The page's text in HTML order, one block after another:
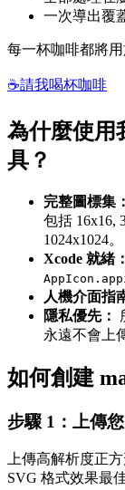
一次導出覆
每一杯咖啡都將
☕請我喝杯咖啡
為什麼使用
具？
完整圖標集：
包括 16x16,
1024x1024。
Xcode 就緒：
人機介面指
隱私優先：
永遠不會上
如何創建
步驟 1：上傳
上傳高解析度正
SVG 格式效果最佳